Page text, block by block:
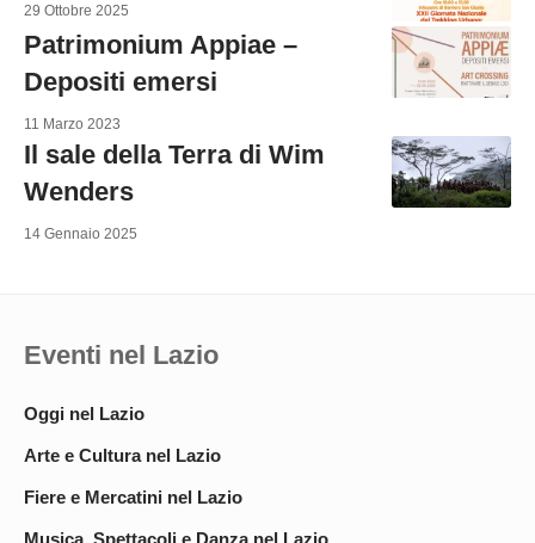
29 Ottobre 2025
Patrimonium Appiae –
Depositi emersi
11 Marzo 2023
Il sale della Terra di Wim
Wenders
14 Gennaio 2025
Eventi nel Lazio
Oggi nel Lazio
Arte e Cultura nel Lazio
Fiere e Mercatini nel Lazio